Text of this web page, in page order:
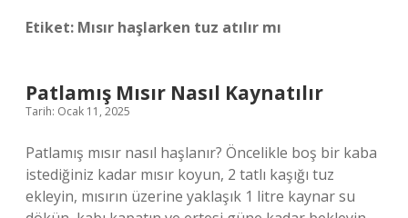
Etiket: Mısır haşlarken tuz atılır mı
Patlamış Mısır Nasıl Kaynatılır
Tarih: Ocak 11, 2025
Patlamış mısır nasıl haşlanır? Öncelikle boş bir kaba
istediğiniz kadar mısır koyun, 2 tatlı kaşığı tuz
ekleyin, mısırın üzerine yaklaşık 1 litre kaynar su